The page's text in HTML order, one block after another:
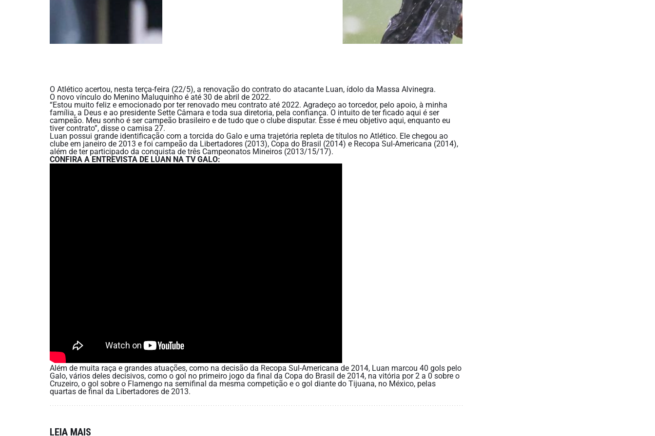
O Atlético acertou, nesta terça-feira (22/5), a renovação do contrato do atacante Luan, ídolo da Massa Alvinegra.
O novo vínculo do Menino Maluquinho é até 30 de abril de 2022.
“Estou muito feliz e emocionado por ter renovado meu contrato até 2022. Agradeço ao torcedor, pelo apoio, à minha
família, a Deus e ao presidente Sette Câmara e toda sua diretoria, pela confiança. O intuito de ter ficado aqui é ser
campeão. Meu sonho é ser campeão brasileiro e de tudo que o clube disputar. Esse é meu objetivo aqui, enquanto eu
tiver contrato”, disse o camisa 27.
Luan possui grande identificação com a torcida do Galo e uma trajetória repleta de títulos no Atlético. Ele chegou ao
clube em janeiro de 2013 e foi campeão da Libertadores (2013), Copa do Brasil (2014) e Recopa Sul-Americana (2014),
além de ter participado da conquista de três Campeonatos Mineiros (2013/15/17).
CONFIRA A ENTREVISTA DE LUAN NA TV GALO:
Além de muita raça e grandes atuações, como na decisão da Recopa Sul-Americana de 2014, Luan marcou 40 gols pelo
Galo, vários deles decisivos, como o gol no primeiro jogo da final da Copa do Brasil de 2014, na vitória por 2 a 0 sobre o
Cruzeiro, o gol sobre o Flamengo na semifinal da mesma competição e o gol diante do Tijuana, no México, pelas
quartas de final da Libertadores de 2013.
LEIA MAIS